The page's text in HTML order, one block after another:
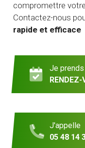
compromettre votre
Contactez-nous
rapide et efficace
Je prends
RENDEZ-
J'appelle
05 48 14